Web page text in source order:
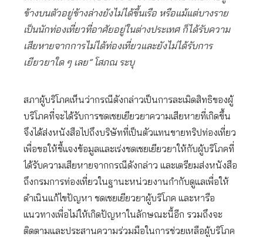
ข้างบนตัวอยู่ข้างล่างยังไม่ได้ขึ้นเรือ หรือแม้แต่บางราย
เป็นนักท่องเที่ยวที่อาศัยอยู่ในต่างประเทศ ก็ได้รับความ
เสียหายจากการไม่ได้ท่องเที่ยวและยังไม่ได้รับการ
เยียวยาใด ๆ เลย” โสภณ ระบุ
สภาผู้บริโภคเห็นว่ากรณีดังกล่าวเป็นการละเมิดสิทธิของผู้
บริโภคที่จะได้รับการชดเชยเยียวยาความเสียหายที่เกิดขึ้น
จึงได้ส่งหนังสือไปถึงบริษัทที่เป็นตัวแทนขายทริปท่องเที่ยว
เพื่อขอให้ชี้แจงข้อมูลและเร่งชดเชยเยียวยาให้กับผู้บริโภคที่
ได้รับความเสียหายจากกรณีดังกล่าว และเตรียมส่งหนังสือ
ถึงกรมการท่องเที่ยวในฐานะหน่วยงานกำกับดูแลเพื่อให้
ดำเนินแก้ไขปัญหา ชดเชยเยียวยาผู้บริโภค และหารือ
แนวทางเพื่อไม่ให้เกิดปัญหาในลักษณะนี้อีก รวมถึงจะ
ติดตามและประสานความร่วมมือในการช่วยเหลือผู้บริโภค